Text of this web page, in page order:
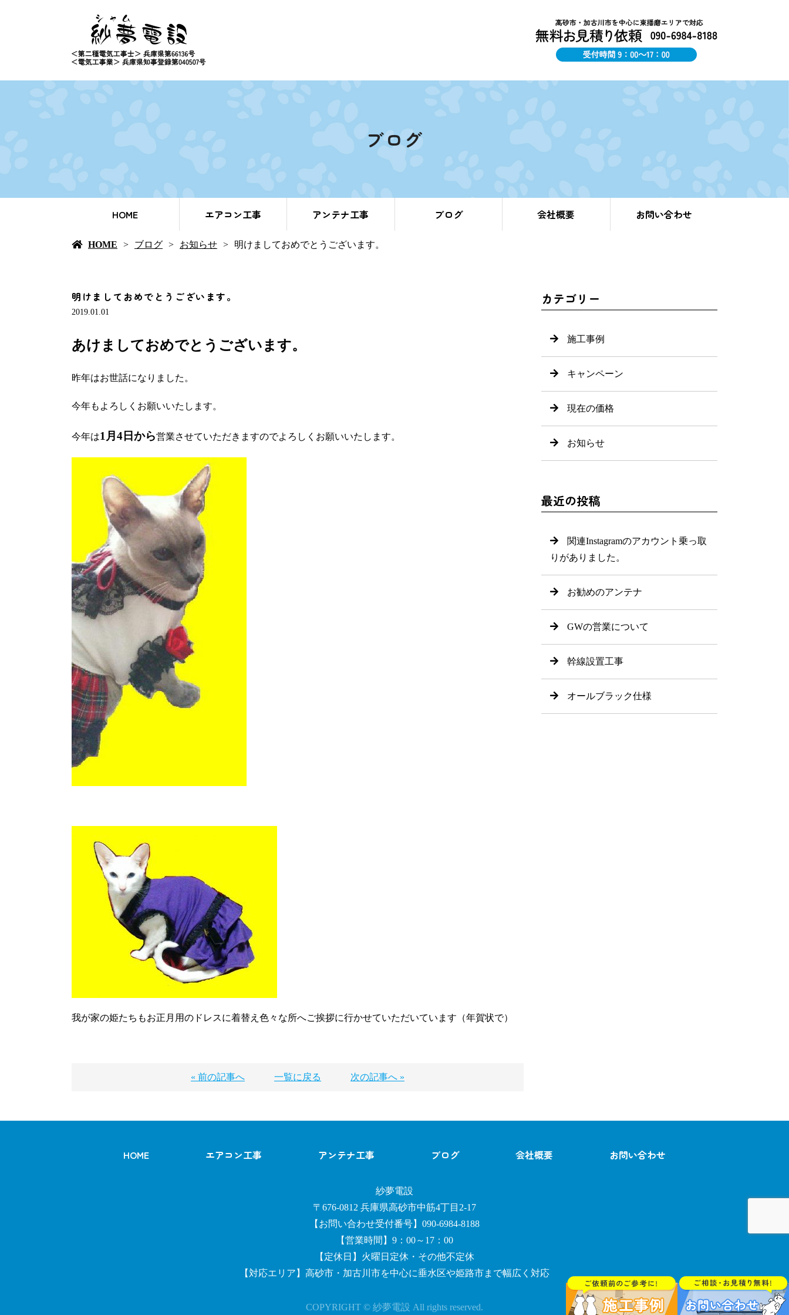
ブログ
HOME エアコン工事 アンテナ工事 ブログ 会社概要 お問い合わせ
HOME ブログ お知らせ 明けましておめでとうございます。
明けましておめでとうございます。
2019.01.01
あけましておめでとうございます。
昨年はお世話になりました。
今年もよろしくお願いいたします。
今年は1月4日から営業させていただきますのでよろしくお願いいたします。
我が家の姫たちもお正月用のドレスに着替え色々な所へご挨拶に行かせていただいています（年賀状で）
« 前の記事へ 一覧に戻る 次の記事へ »
カテゴリー
施工事例
キャンペーン
現在の価格
お知らせ
最近の投稿
関連Instagramのアカウント乗っ取
りがありました。
お勧めのアンテナ
GWの営業について
幹線設置工事
オールブラック仕様
HOME エアコン工事 アンテナ工事 ブログ 会社概要 お問い合わせ
紗夢電設
〒676-0812 兵庫県高砂市中筋4丁目2-17
【お問い合わせ受付番号】090-6984-8188
【営業時間】9：00～17：00
【定休日】火曜日定休・その他不定休
【対応エリア】高砂市・加古川市を中心に垂水区や姫路市まで幅広く対応
COPYRIGHT © 紗夢電設 All rights reserved.